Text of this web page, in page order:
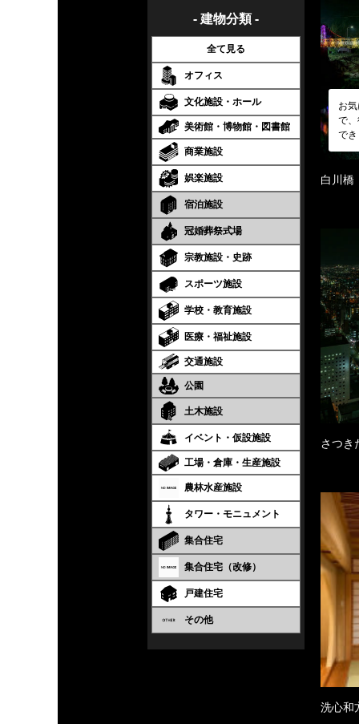
- 建物分類 -
全て見る
オフィス
文化施設・ホール
美術館・博物館・図書館
商業施設
娯楽施設
宿泊施設
冠婚葬祭式場
宗教施設・史跡
スポーツ施設
学校・教育施設
医療・福祉施設
交通施設
公園
土木施設
イベント・仮設施設
工場・倉庫・生産施設
農林水産施設
タワー・モニュメント
集合住宅
集合住宅（改修）
戸建住宅
その他
お
で
で
白川橋
さつき
洗心和